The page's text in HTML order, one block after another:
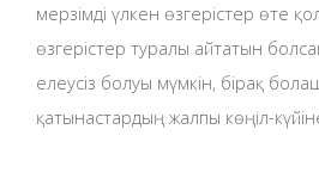
мерзімді үлкен өзгерістер өте
өзгерістер туралы айтатын
елеусіз болуы мүмкін, бірақ
қатынастардың жалпы көңіл-